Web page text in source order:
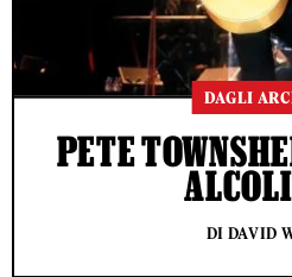
DAGLI
PETE
DI DAVID